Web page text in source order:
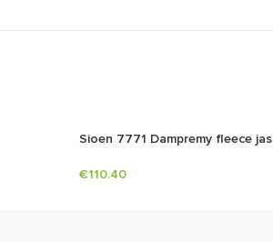
Sioen 7771 Dampremy fleece jas
€110.40